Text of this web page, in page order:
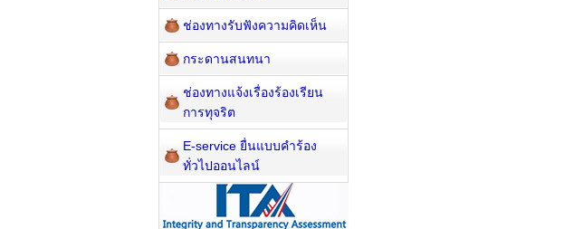
ช่องทางรับฟังความคิดเห็น
กระดานสนทนา
ช่องทางแจ้งเรื่องร้องเรียน
การทุจริต
E-service ยื่นแบบคำร้อง
ทั่วไปออนไลน์